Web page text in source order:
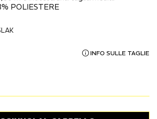
POLIESTERE
INFO SULLE TAGLIE